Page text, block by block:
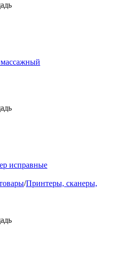
исправные
/Принтеры, сканеры,